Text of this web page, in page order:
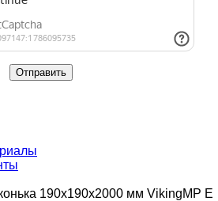
190х190х2000 мм VikingMP E